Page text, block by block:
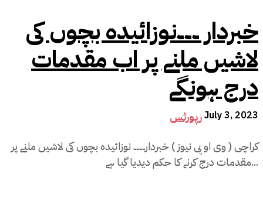
خبردار ۔۔۔نوزائیدہ بچوں کی
لاشیں ملنے پر اب مقدمات
درج ہونگے
رپورٹسJuly 3, 2023
کراچی ( وی او پی نیوز ) خبردار۔۔۔۔ نوزائیدہ بچوں کی لاشیں ملنے پر
مقدمات درج کرنے کا حکم دیدیا گیا ہے...